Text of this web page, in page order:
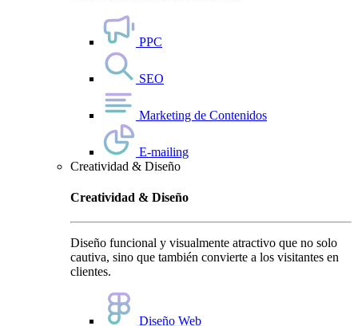
PPC
SEO
Marketing de Contenidos
E-mailing
Creatividad & Diseño
Creatividad & Diseño
Diseño funcional y visualmente atractivo que no solo
cautiva, sino que también convierte a los visitantes en
clientes.
Diseño Web